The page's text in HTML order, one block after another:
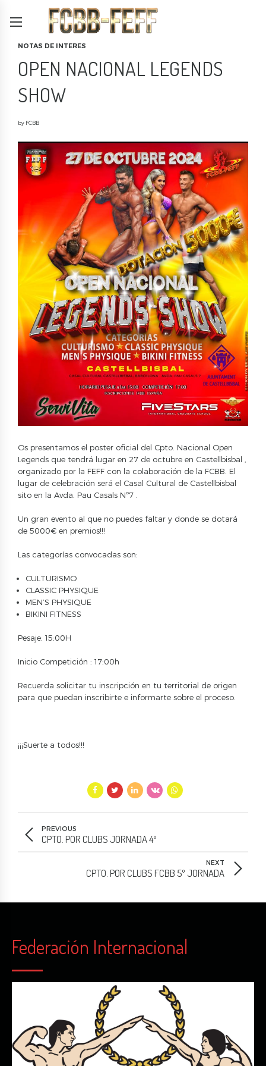
NOTAS DE INTERES
OPEN NACIONAL LEGENDS
SHOW
by FCBB
Os presentamos el poster oficial del Cpto. Nacional Open
Legends que tendrá lugar en 27 de octubre en Castellbisbal ,
organizado por la FEFF con la colaboración de la FCBB. El
lugar de celebración será el Casal Cultural de Castellbisbal
sito en la Avda. Pau Casals Nº7 .
Un gran evento al que no puedes faltar y donde se dotará
de 5000€ en premios!!!
Las categorías convocadas son:
CULTURISMO
CLASSIC PHYSIQUE
MEN’S PHYSIQUE
BIKINI FITNESS
Pesaje: 15:00H
Inicio Competición : 17:00h
Recuerda solicitar tu inscripción en tu territorial de origen
para que puedan inscribirte e informarte sobre el proceso.
¡¡¡Suerte a todos!!!
PREVIOUS
CPTO. POR CLUBS JORNADA 4º
NEXT
CPTO. POR CLUBS FCBB 5º JORNADA
Federación Internacional